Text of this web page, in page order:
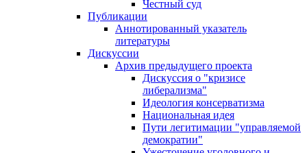
Честный суд
Публикации
Аннотированный указатель
литературы
Дискуссии
Архив предыдущего проекта
Дискуссия о "кризисе
либерализма"
Идеология консерватизма
Национальная идея
Пути легитимации "управляемой
демократии"